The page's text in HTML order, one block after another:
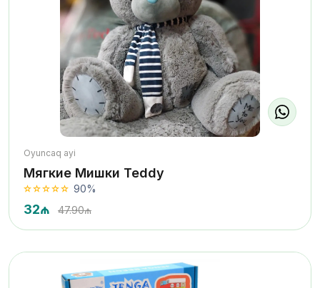
Oyuncaq ayi
Мягкие Мишки Teddy
90%
32₼ 47.90₼